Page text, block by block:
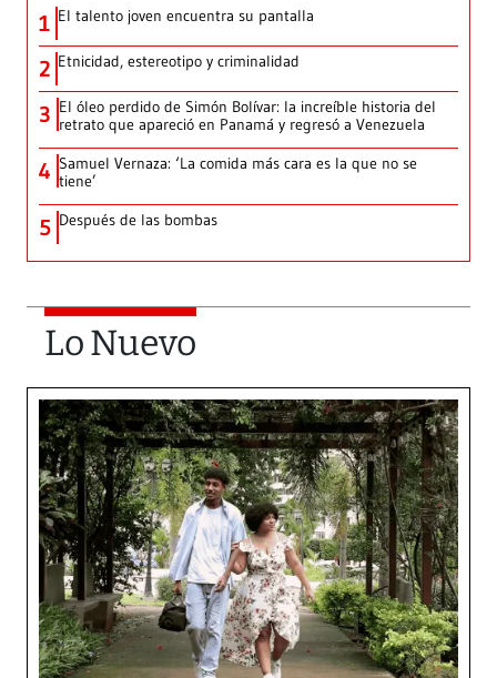
1 El talento joven encuentra su pantalla​
2 Etnicidad, estereotipo y criminalidad
3 El óleo perdido de Simón Bolívar: la increíble historia del
retrato que apareció en Panamá y regresó a Venezuela
4 Samuel Vernaza: ‘La comida más cara es la que no se
tiene’
5 Después de las bombas
Lo Nuevo